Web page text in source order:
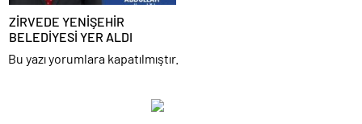
ZİRVEDE YENİŞEHİR
BELEDİYESİ YER ALDI
Bu yazı yorumlara kapatılmıştır.